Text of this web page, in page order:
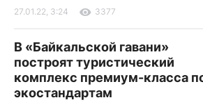
27.01.22, 3:24 3377
В «Байкальской гавани»
построят туристический
комплекс премиум-класса
экостандартам